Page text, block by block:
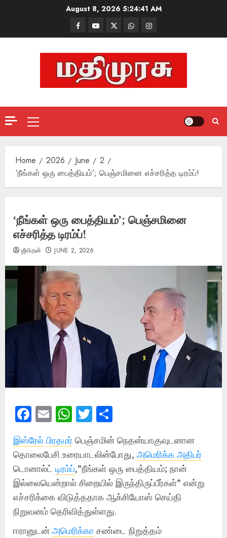
August 8, 2026 5:24:42 AM
FacebookMathemurasu
TV
TwitterWhatsAppInstagram
Primary
Menu
Home 2026 June
2
‘நீங்கள் ஒரு பைத்தியம்’; பெஞ்சமினை எச்சரித்த டிரம்ப்!
‘நீங்கள் ஒரு பைத்தியம்’; பெஞ்சமினை
எச்சரித்த டிரம்ப்!
ஜீவிதன் JUNE 2, 2026
Facebook
EmailWhatsApp
Twitter
இஸ்ரேல் பிரதமர் பெஞ்சமின் நெதன்யாகுவுடனான
தொலைபேசி உரையாடலின்போது, அமெரிக்க அதிபர்
டொனால்ட் டிரம்ப்,”நீங்கள் ஒரு பைத்தியம்; நான்
இல்லையென்றால் சிறையில் இருந்திருப்பீர்கள்” என்று
எச்சரிக்கை விடுத்ததாக ஆக்சியோஸ் செய்தி
நிறுவனம் தெரிவித்துள்ளது.
ஈரானுடன் அமெரிக்கா சண்டை நிறுத்தம்